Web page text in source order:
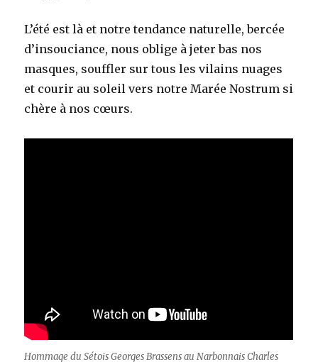
L’été est là et notre tendance naturelle, bercée
d’insouciance, nous oblige à jeter bas nos
masques, souffler sur tous les vilains nuages
et courir au soleil vers notre Marée Nostrum si
chère à nos cœurs.
Hommage du Sétois Georges Brassens au Narbonnais Charles